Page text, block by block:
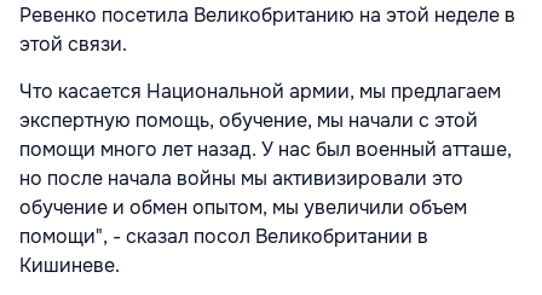
Ревенко посетила Великобританию на этой неделе в
этой связи.
Что касается Национальной армии, мы предлагаем
экспертную помощь, обучение, мы начали с этой
помощи много лет назад. У нас был военный атташе,
но после начала войны мы активизировали это
обучение и обмен опытом, мы увеличили объем
помощи", - сказал посол Великобритании в
Кишиневе.